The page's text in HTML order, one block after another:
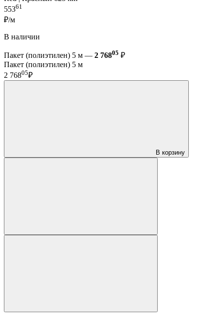
55361
₽/м
В наличии
Пакет (полиэтилен) 5 м — 2 76805 ₽
Пакет (полиэтилен) 5 м
2 76805₽
В корзину